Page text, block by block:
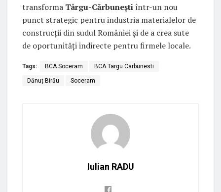
transforma Târgu-Cărbunești într-un nou
punct strategic pentru industria materialelor de
construcții din sudul României și de a crea sute
de oportunități indirecte pentru firmele locale.
Tags: BCA Soceram BCA Targu Carbunesti
Dănuț Birău Soceram
Iulian RADU